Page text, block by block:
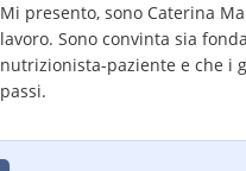
Mi presento, sono Caterina
lavoro. Sono convinta sia
nutrizionista-paziente e che i
passi.